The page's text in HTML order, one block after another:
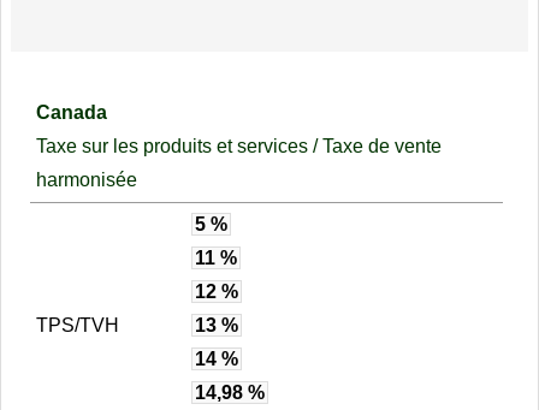
Canada
Taxe sur les produits et services / Taxe de vente
harmonisée
TPS/TVH
5 %
11 %
12 %
13 %
14 %
14,98 %